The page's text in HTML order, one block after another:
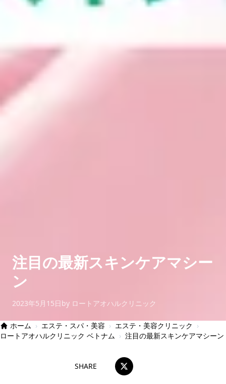
注目の最新スキンケアマシー
ン
2023年5月15日by ロートアオハルクリニック
ホーム › エステ・スパ・美容 › エステ・美容クリニック ›
ロートアオハルクリニック ベトナム › 注目の最新スキンケアマシーン
SHARE